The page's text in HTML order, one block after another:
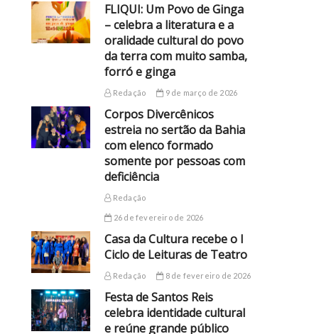
FLIQUI: Um Povo de Ginga
– celebra a literatura e a
oralidade cultural do povo
da terra com muito samba,
forró e ginga
Redação 9 de março de 2026
Corpos Divercênicos
estreia no sertão da Bahia
com elenco formado
somente por pessoas com
deficiência
Redação
26 de fevereiro de 2026
Casa da Cultura recebe o I
Ciclo de Leituras de Teatro
Redação 8 de fevereiro de 2026
Festa de Santos Reis
celebra identidade cultural
e reúne grande público